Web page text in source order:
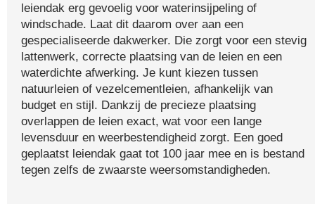
leiendak erg gevoelig voor waterinsijpeling of
windschade. Laat dit daarom over aan een
gespecialiseerde dakwerker. Die zorgt voor een stevig
lattenwerk, correcte plaatsing van de leien en een
waterdichte afwerking. Je kunt kiezen tussen
natuurleien of vezelcementleien, afhankelijk van
budget en stijl. Dankzij de precieze plaatsing
overlappen de leien exact, wat voor een lange
levensduur en weerbestendigheid zorgt. Een goed
geplaatst leiendak gaat tot 100 jaar mee en is bestand
tegen zelfs de zwaarste weersomstandigheden.